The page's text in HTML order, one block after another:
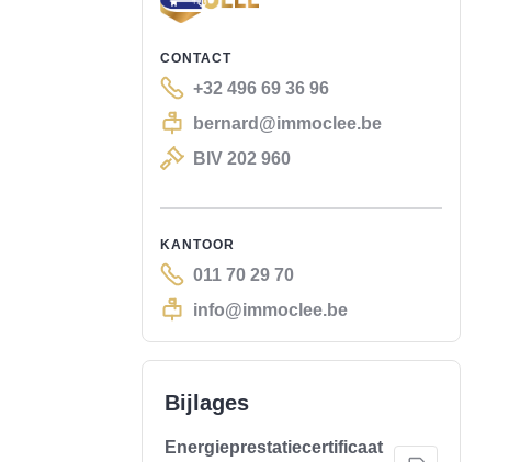
CONTACT
+32 496 69 36 96
bernard@immoclee.be
BIV 202 960
KANTOOR
011 70 29 70
info@immoclee.be
Bijlages
Energieprestatiecertificaat